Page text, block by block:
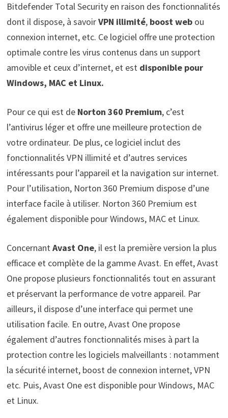
Bitdefender Total Security en raison des fonctionnalités
dont il dispose, à savoirVPN illimité, boost webou
connexion internet, etc. Ce logiciel offre une protection
optimale contre les virus contenus dans un support
amovible et ceux d’internet, et est disponible pour
Windows, MAC et Linux.
Pour ce qui est deNorton 360 Premium, c’est
l’antivirus léger et offre une meilleure protection de
votre ordinateur. De plus, ce logiciel inclut des
fonctionnalités VPN illimité et d’autres services
intéressants pour l’appareil et la navigation sur internet.
Pour l’utilisation, Norton 360 Premium dispose d’une
interface facile à utiliser. Norton 360 Premium est
également disponible pour Windows, MAC et Linux.
ConcernantAvast One, il est la première version la plus
efficace et complète de la gamme Avast. En effet, Avast
One propose plusieurs fonctionnalités tout en assurant
et préservant la performance de votre appareil. Par
ailleurs, il dispose d’une interface qui permet une
utilisation facile. En outre, Avast One propose
également d’autres fonctionnalités mises à part la
protection contre les logiciels malveillants : notamment
la sécurité internet, boost de connexion internet, VPN
etc. Puis, Avast One est disponible pour Windows, MAC
et Linux.